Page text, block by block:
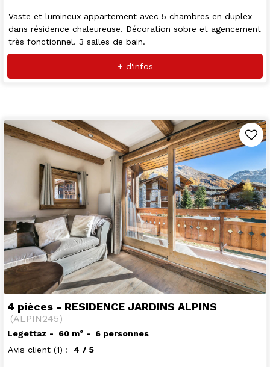
Vaste et lumineux appartement avec 5 chambres en duplex
dans résidence chaleureuse. Décoration sobre et agencement
très fonctionnel. 3 salles de bain.
+ d'infos
4 pièces - RESIDENCE JARDINS ALPINS
(ALPIN245)
Legettaz 60 m²
6 personnes
Avis client (1) 4 / 5